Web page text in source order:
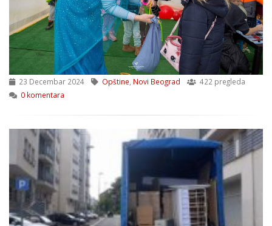
23 Decembar 2024 Opštine Novi Beograd
422 pregleda
0 komentara